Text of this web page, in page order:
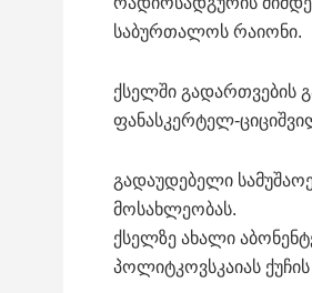
საბურთალოს რაიონი.
ქსელში გადართვების
ფანასკერტელ-
გადაუდებელი
მოსახლეობას.
ქსელზე ახალი
პოლიტკოვსკაიას